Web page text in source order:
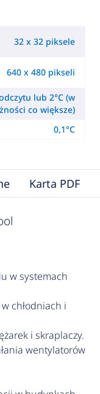
32 x 32 piksele
640 x 480 pikseli
lub 2°C (w
co większe)
0,1°C
Karta PDF
w systemach
chłodniach i
i skraplaczy.
wentylatorów